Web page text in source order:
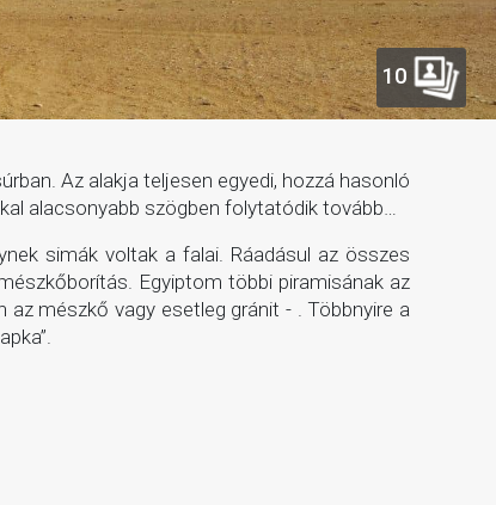
10
Az alakja teljesen egyedi, hozzá hasonló
alacsonyabb szögben folytatódik tovább…
simák voltak a falai. Ráadásul az összes
Egyiptom többi piramisának az
mészkő vagy esetleg gránit - . Többnyire a